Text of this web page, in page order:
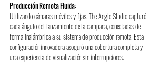
Producción Remota Fluida:
Utilizando cámaras móviles y fijas, The Angle Studio capturó
cada ángulo del lanzamiento de la campaña, conectadas de
forma inalámbrica a su sistema de producción remota. Esta
configuración innovadora aseguró una cobertura completa y
una experiencia de visualización sin interrupciones.